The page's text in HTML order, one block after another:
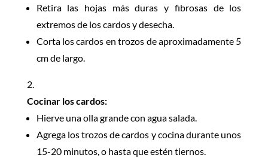
Retira las hojas más duras y fibrosas de los
extremos de los cardos y desecha.
Corta los cardos en trozos de aproximadamente 5
cm de largo.
Cocinar los cardos:
Hierve una olla grande con agua salada.
Agrega los trozos de cardos y cocina durante unos
15-20 minutos, o hasta que estén tiernos.